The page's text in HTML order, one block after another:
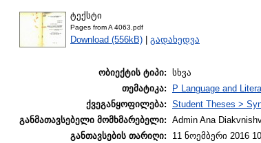
ტექსტი
Pages from A 4063.pdf
Download (556kB) | გადახედვა
ობიექტის ტიპი: სხვა
თემატიკა:
P Language and
ქვეგანყოფილება: Student Theses >
განმათავსებელი მომხმარებელი: Admin Ana
განთავსების თარიღი:
11 ნოემბერი 2016